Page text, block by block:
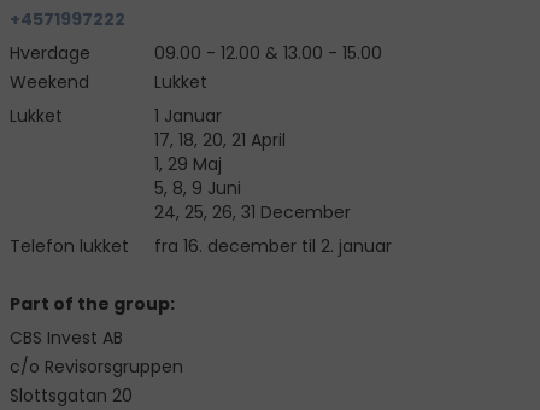
+4571997222
Hverdage
09.00 - 12.00 & 13.00 - 15.00
Weekend
Lukket
Lukket
Telefon lukket
1 Januar
17, 18, 20, 21 April
1, 29 Maj
5, 8, 9 Juni
24, 25, 26, 31 December
fra 16. december til 2. januar
Part of the group:
CBS Invest AB
c/o Revisorsgruppen
Slottsgatan 20